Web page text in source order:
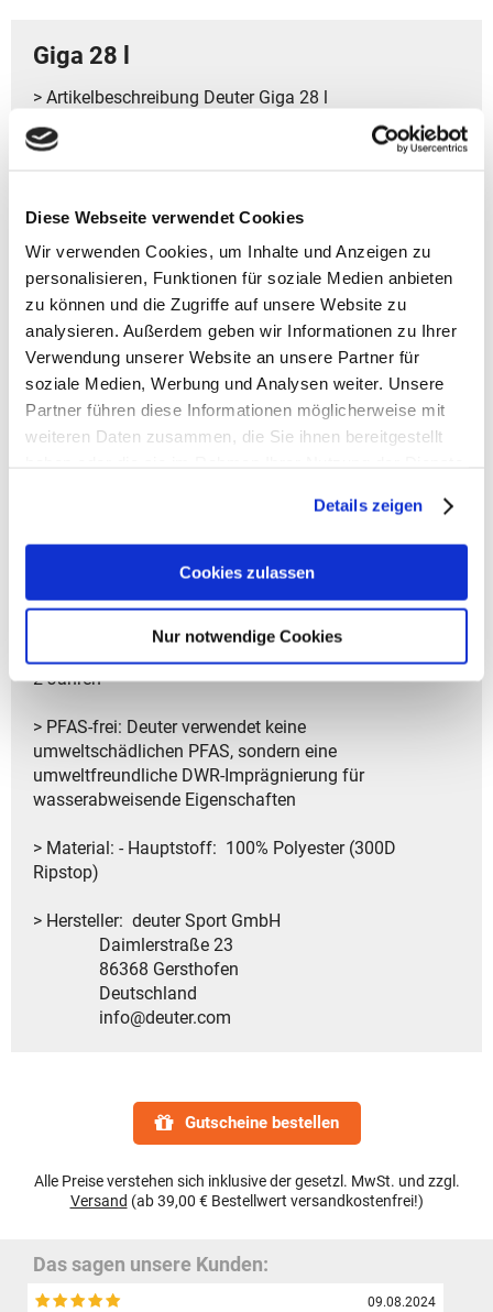
Diese Webseite verwendet Cookies
Wir verwenden Cookies, um Inhalte und Anzeigen zu
personalisieren, Funktionen für soziale Medien anbieten
zu können und die Zugriffe auf unsere Website zu
analysieren. Außerdem geben wir Informationen zu Ihrer
Verwendung unserer Website an unsere Partner für
soziale Medien, Werbung und Analysen weiter. Unsere
Partner führen diese Informationen möglicherweise mit
weiteren Daten zusammen, die Sie ihnen bereitgestellt
Details zeigen
Cookies zulassen
Nur notwendige Cookies
Giga 28 l
> Artikelbeschreibung Deuter Giga 28 l
- Volumen: ca. 28 l
- Modelljahr 2025
- Kategorie ‏ : ‎ Unisex
- Gepolstertes Laptopfach bis zu 15 Zoll
- Airstripes System für optimale Belüftung und hoher
Tragekomfort
- Bauchgurt kann bei Bedarf entfernt werden für mehr
Bewegungsfreiheit
- Verstellbarer Brustgurt für besten Sitz
- Praktische Aufbewahrung für kleine Utensilien
- Gepolsterte Handgriffe erhöhen den Tragekomfort
- Stabiler, gepolsterter Boden für zusätzlichen Schutz
und Stabilität
2 Jahren
> PFAS-frei: Deuter verwendet keine
umweltschädlichen PFAS, sondern eine
umweltfreundliche DWR-Imprägnierung für
wasserabweisende Eigenschaften
> Material: - Hauptstoff: 100% Polyester (300D
Ripstop)
> Hersteller: deuter Sport GmbH
Daimlerstraße 23
86368 Gersthofen
Deutschland
info@deuter.com
Gutscheine bestellen
Alle Preise verstehen sich inklusive der gesetzl. MwSt. und zzgl.
Versand (ab 39,00 € Bestellwert versandkostenfrei!)
Das sagen unsere Kunden:
09.08.2024